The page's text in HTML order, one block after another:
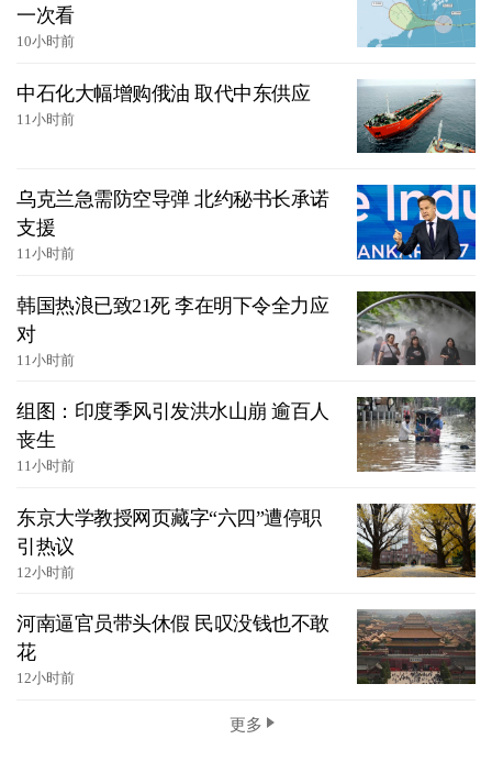
一次看
10小时前
中石化大幅增购俄油 取代中东供应
11小时前
乌克兰急需防空导弹 北约秘书长承诺
支援
11小时前
韩国热浪已致21死 李在明下令全力应
对
11小时前
组图：印度季风引发洪水山崩 逾百人
丧生
11小时前
东京大学教授网页藏字“六四”遭停职
引热议
12小时前
河南逼官员带头休假 民叹没钱也不敢
花
12小时前
更多